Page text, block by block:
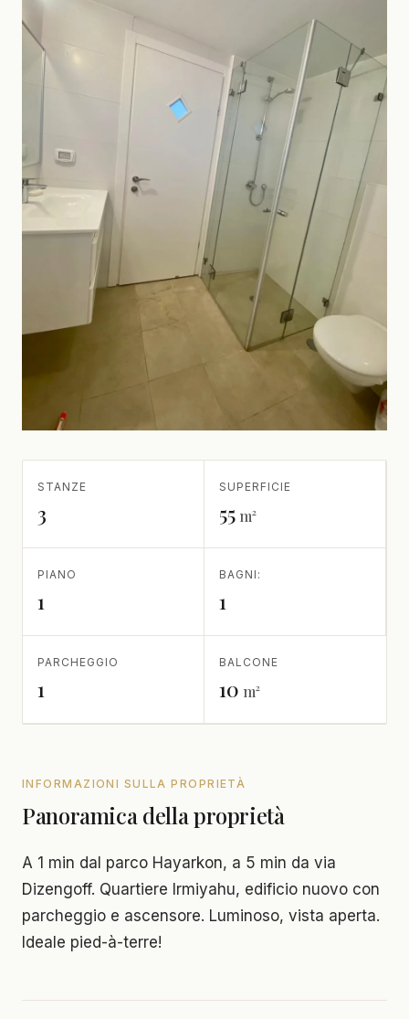
STANZE
3
SUPERFICIE
55 m²
PIANO
1
BAGNI:
1
PARCHEGGIO
1
BALCONE
10 m²
INFORMAZIONI SULLA PROPRIETÀ
Panoramica della proprietà
A 1 min dal parco Hayarkon, a 5 min da via
Dizengoff. Quartiere Irmiyahu, edificio nuovo con
parcheggio e ascensore. Luminoso, vista aperta.
Ideale pied-à-terre!